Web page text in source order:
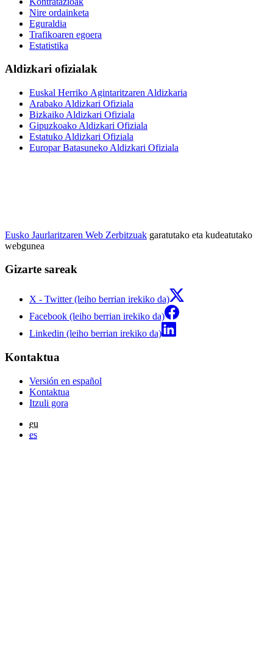
Nire ordainketa
Eguraldia
Trafikoaren egoera
Estatistika
Aldizkari ofizialak
Euskal Herriko Agintaritzaren Aldizkaria
Arabako Aldizkari Ofiziala
Bizkaiko Aldizkari Ofiziala
Gipuzkoako Aldizkari Ofiziala
Estatuko Aldizkari Ofiziala
Europar Batasuneko Aldizkari Ofiziala
Eusko Jaurlaritzaren Web Zerbitzuak garatutako eta kudeatutako
webgunea
Gizarte sareak
X - Twitter (leiho berrian irekiko da)
Facebook (leiho berrian irekiko da)
Linkedin (leiho berrian irekiko da)
Kontaktua
Versión en español
Kontaktua
Itzuli gora
eu
es